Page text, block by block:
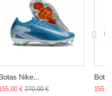
Nike...
€ 270,00 €